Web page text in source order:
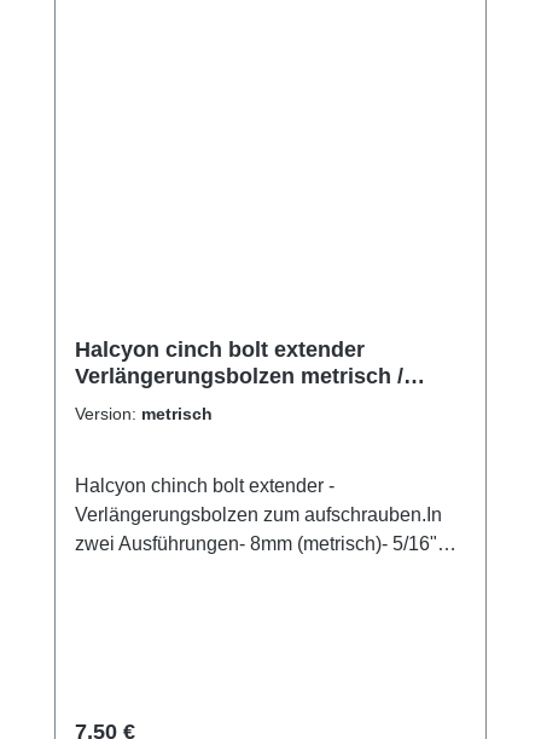
Halcyon cinch bolt extender
Verlängerungsbolzen metrisch /
imperial
Version: metrisch
Halcyon chinch bolt extender -
Verlängerungsbolzen zum aufschrauben.In
zwei Ausführungen- 8mm (metrisch)- 5/16"
Regulärer Preis:
7,50 €